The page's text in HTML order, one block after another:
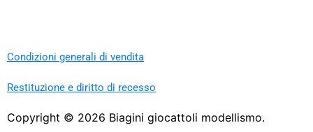
Condizioni generali di vendita
Restituzione e diritto di recesso
Copyright © 2026 Biagini giocattoli modellismo.